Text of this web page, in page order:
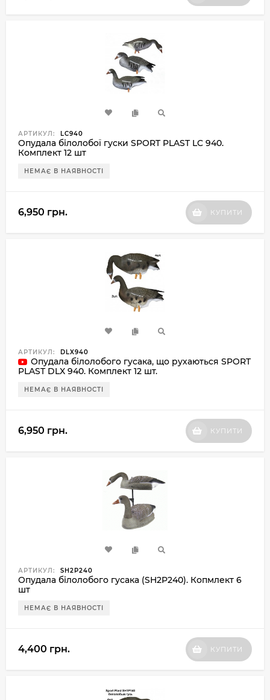
АРТИКУЛ: LC940
Опудала білолобої гуски SPORT PLAST LC 940.
Комплект 12 шт
НЕМАЄ В НАЯВНОСТІ
6,950 грн. КУПИТИ
АРТИКУЛ: DLX940
Опудала білолобого гусака, що рухаються SPORT
PLAST DLX 940. Комплект 12 шт.
НЕМАЄ В НАЯВНОСТІ
6,950 грн. КУПИТИ
АРТИКУЛ: SH2P240
Опудала білолобого гусака (SH2P240). Копмлект 6
шт
НЕМАЄ В НАЯВНОСТІ
4,400 грн. КУПИТИ